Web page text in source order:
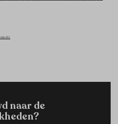
B.V.
naar de